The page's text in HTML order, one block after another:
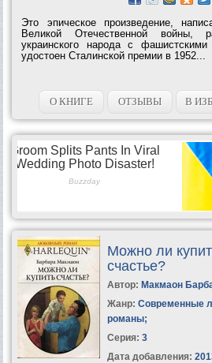
Это эпическое произведение,
Великой Отечественной войны,
украинского народа с
удостоен Сталинской премии в 1952...
О КНИГЕ ОТЗЫВЫ В
Можно ли
счастье?
Автор: Макмаон
Жанр: Современные
романы;
Серия: 3
Дата добавления: